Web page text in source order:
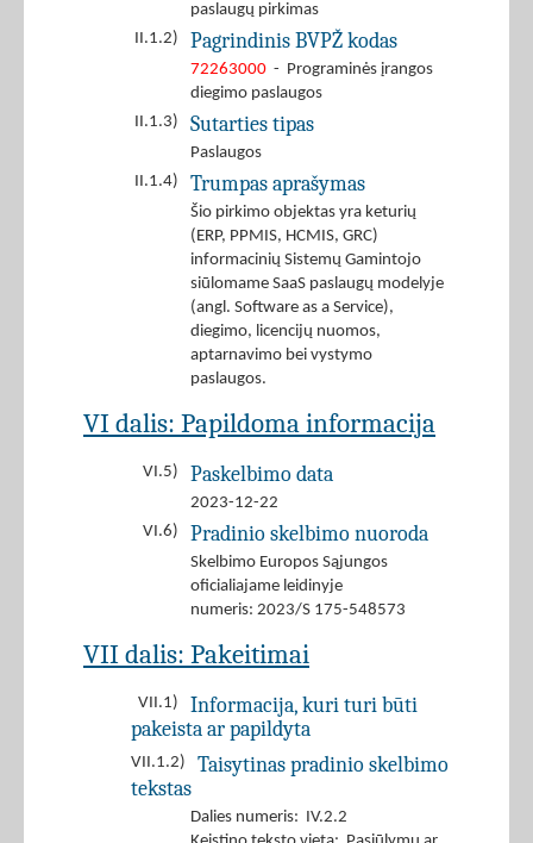
paslaugų pirkimas
II.1.2)
Pagrindinis BVPŽ kodas
72263000 - Programinės įrangos
diegimo paslaugos
II.1.3)
Sutarties tipas
Paslaugos
II.1.4)
Trumpas aprašymas
Šio pirkimo objektas yra keturių
(ERP, PPMIS, HCMIS, GRC)
informacinių Sistemų Gamintojo
siūlomame SaaS paslaugų modelyje
(angl. Software as a Service),
diegimo, licencijų nuomos,
aptarnavimo bei vystymo
paslaugos.
VI dalis: Papildoma informacija
VI.5) Paskelbimo data
2023-12-22
VI.6)
Pradinio skelbimo nuoroda
Skelbimo Europos Sąjungos
oficialiajame leidinyje
numeris: 2023/S 175-548573
VII dalis: Pakeitimai
VII.1)
Informacija, kuri turi būti
pakeista ar papildyta
VII.1.2)
Taisytinas pradinio skelbimo
tekstas
Dalies numeris: IV.2.2